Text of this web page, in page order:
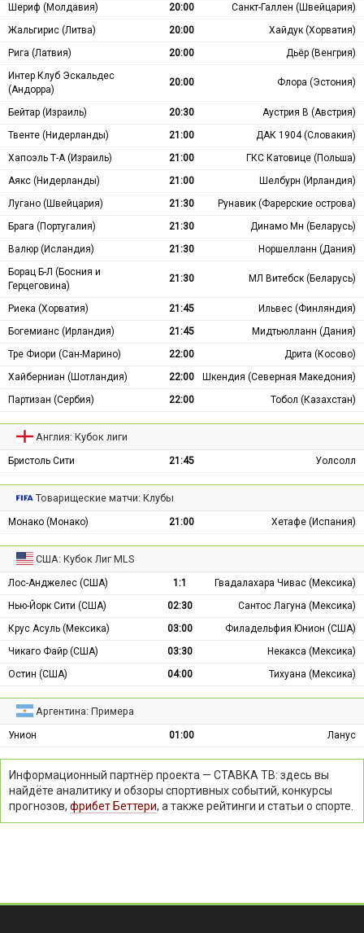
Шериф (Молдавия)
20:00
Санкт-Галлен (Швейцария)
Жальгирис (Литва)
20:00
Хайдук (Хорватия)
Рига (Латвия)
20:00
Дьёр (Венгрия)
Интер Клуб Эскальдес
(Андорра)
20:00 Флора (Эстония)
Бейтар (Израиль) 20:30
Аустрия В (Австрия)
Твенте (Нидерланды)
21:00
ДАК 1904 (Словакия)
Хапоэль Т-А (Израиль)
21:00
ГКС Катовице (Польша)
Аякс (Нидерланды)
21:00
Шелбурн (Ирландия)
Лугано (Швейцария)
21:30
Рунавик (Фарерские острова)
Брага (Португалия)
21:30
Динамо Мн (Беларусь)
Валюр (Исландия)
21:30
Норшелланн (Дания)
Борац Б-Л (Босния и
Герцеговина)
21:30 МЛ Витебск (Беларусь)
Риека (Хорватия) 21:45
Ильвес (Финляндия)
Богемианс (Ирландия)
21:45
Мидтьюлланн (Дания)
Тре Фиори (Сан-Марино)
22:00
Дрита (Косово)
Хайберниан (Шотландия)
22:00
Шкендия (Северная Македония)
Партизан (Сербия)
22:00 Тобол (Казахстан)
Англия: Кубок лиги
Бристоль Сити 21:45 Уолсолл
Товарищеские матчи: Клубы
Монако (Монако) 21:00 Хетафе (Испания)
США: Кубок Лиг MLS
Лос-Анджелес (США) 1:1
Гвадалахара Чивас (Мексика)
Нью-Йорк Сити (США)
02:30
Сантос Лагуна (Мексика)
Крус Асуль (Мексика)
03:00
Филадельфия Юнион (США)
Чикаго Файр (США)
03:30
Некакса (Мексика)
Остин (США)
04:00 Тихуана (Мексика)
Аргентина: Примера
Унион 01:00 Ланус
Информационный партнёр проекта — СТАВКА ТВ: здесь вы
найдёте аналитику и обзоры спортивных событий, конкурсы
прогнозов, фрибет Беттери, а также рейтинги и статьи о спорте.